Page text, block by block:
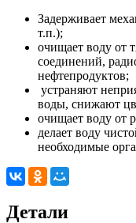
Задерживает
т.п.);
очищает воду от
соединений,
нефтепродуктов;
устраняют
воды, снижают
очищает воду от
делает воду
необходимые
Детали